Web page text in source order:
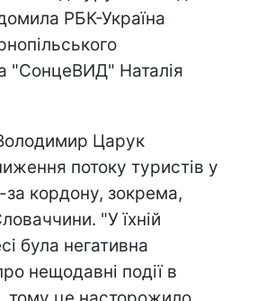
РБК-Україна
"СонцеВИД" Наталія
Царук
потоку туристів у
за кордону, зокрема,
"У їхній
була негативна
нещодавні події в